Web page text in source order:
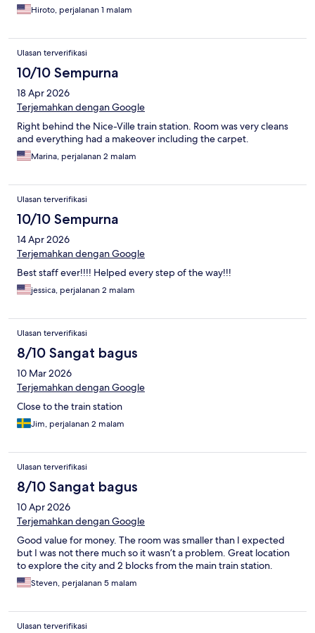
Hiroto, perjalanan 1 malam
Ulasan terverifikasi
10/10 Sempurna
18 Apr 2026
Terjemahkan dengan Google
Right behind the Nice-Ville train station. Room was very cleans
and everything had a makeover including the carpet.
Marina, perjalanan 2 malam
Ulasan terverifikasi
10/10 Sempurna
14 Apr 2026
Terjemahkan dengan Google
Best staff ever!!!! Helped every step of the way!!!
jessica, perjalanan 2 malam
Ulasan terverifikasi
8/10 Sangat bagus
10 Mar 2026
Terjemahkan dengan Google
Close to the train station
Jim, perjalanan 2 malam
Ulasan terverifikasi
8/10 Sangat bagus
10 Apr 2026
Terjemahkan dengan Google
Good value for money. The room was smaller than I expected
but I was not there much so it wasn’t a problem. Great location
to explore the city and 2 blocks from the main train station.
Steven, perjalanan 5 malam
Ulasan terverifikasi